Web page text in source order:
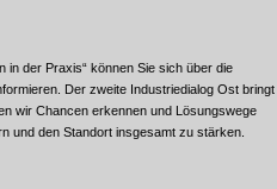
in der Praxis“ können Sie sich über die
Der zweite Industriedialog Ost bringt
wir Chancen erkennen und Lösungswege
und den Standort insgesamt zu stärken.